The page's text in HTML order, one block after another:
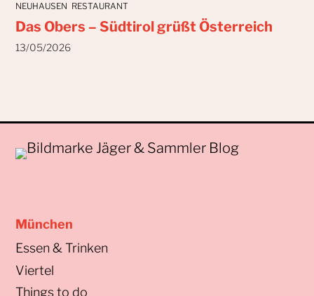
NEUHAUSEN RESTAURANT
Das Obers – Südtirol grüßt Österreich
13/05/2026
München
Essen & Trinken
Viertel
Things to do